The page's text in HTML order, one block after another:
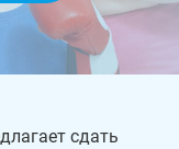
сдать